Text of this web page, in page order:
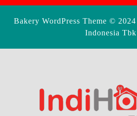
Bakery WordPress Theme © 2024
Indonesia Tbk